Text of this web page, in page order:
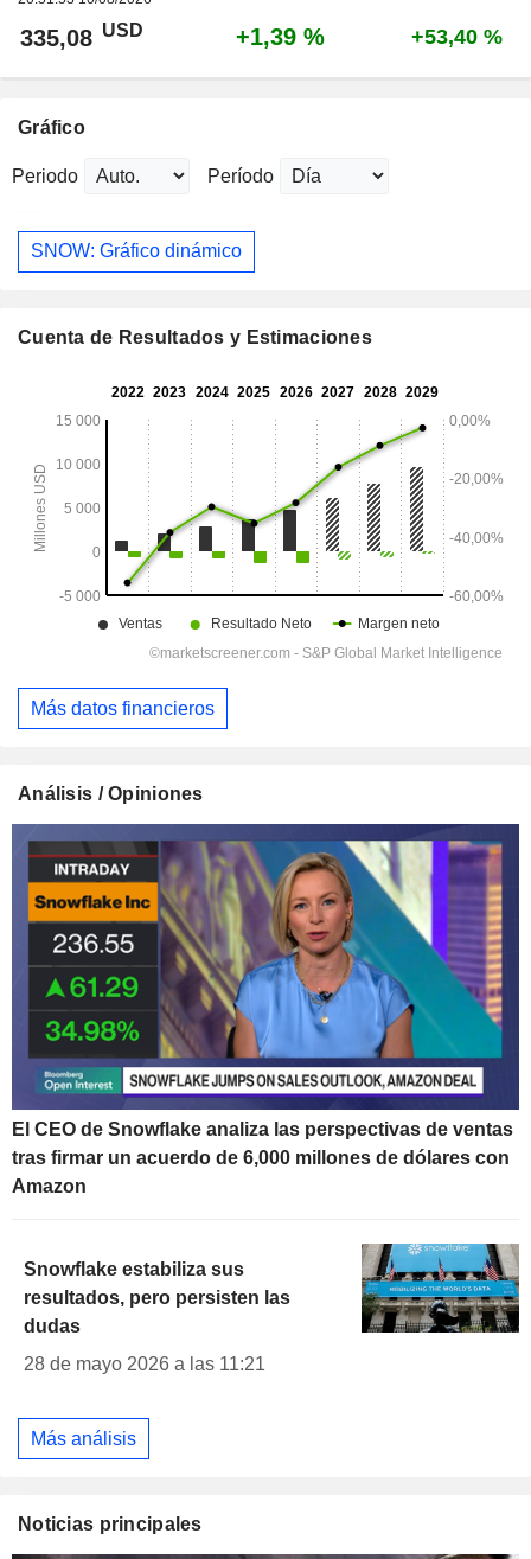
335,08 USD +1,39 % +53,40 %
Gráfico
Periodo Período
SNOW: Gráfico dinámico
Cuenta de Resultados y Estimaciones
Más datos financieros
Análisis / Opiniones
El CEO de Snowflake analiza las perspectivas de ventas
tras firmar un acuerdo de 6,000 millones de dólares con
Amazon
Snowflake estabiliza sus
resultados, pero persisten las
dudas
28 de mayo 2026 a las 11:21
Más análisis
Noticias principales